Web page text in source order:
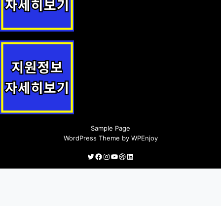
Sample Page
WordPress Theme by WPEnjoy
Twitter
Facebook
Instagram
YouTube
Dribbble
LinkedIn